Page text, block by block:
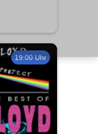
19:00 Uhr